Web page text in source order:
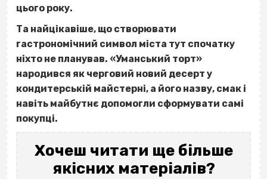
цього року.
Та найцікавіше, що створювати
гастрономічний символ міста тут спочатку
ніхто не планував. «Уманський торт»
народився як черговий новий десерт у
кондитерській майстерні, а його назву, смак і
навіть майбутнє допомогли сформувати самі
покупці.
Хочеш читати ще більше
якісних матеріалів?